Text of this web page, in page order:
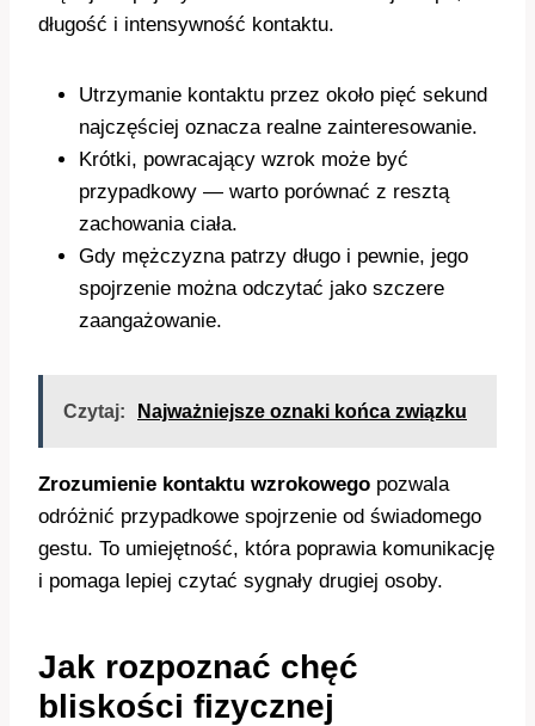
długość i intensywność kontaktu.
Utrzymanie kontaktu przez około pięć sekund
najczęściej oznacza realne zainteresowanie.
Krótki, powracający wzrok może być
przypadkowy — warto porównać z resztą
zachowania ciała.
Gdy mężczyzna patrzy długo i pewnie, jego
spojrzenie można odczytać jako szczere
zaangażowanie.
Czytaj: Najważniejsze oznaki końca związku
Zrozumienie kontaktu wzrokowego pozwala
odróżnić przypadkowe spojrzenie od świadomego
gestu. To umiejętność, która poprawia komunikację
i pomaga lepiej czytać sygnały drugiej osoby.
Jak rozpoznać chęć
bliskości fizycznej